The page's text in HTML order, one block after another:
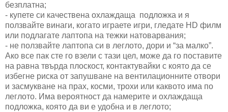
безплатна;
- купете си качествена охлаждаща подложка и я
ползвайте винаги, когато играете игри, гледате HD филм
или подлагате лаптопа на тежки натоварвания;
- не ползвайте лаптопа си в леглото, дори и “за малко”.
Ако все пак сте го взели с тази цел, може да го поставите
на равна твърда плоскост, контактувайки с която да се
избегне риска от запушване на вентилационните отвори
и засмукване на прах, косми, трохи или каквото има по
леглото. Има вероятност да намерите и охлаждаща
подложка, която да ви е удобна и в леглото;